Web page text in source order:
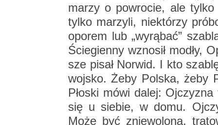
marzy o po­wro­cie, ale
tylko ma­rzy­li, nie­któ­rzy
opo­rem lub „wy­rą­bać”
Ście­gien­ny wzno­sił modły,
sze pisał Nor­wid. I kto
woj­sko. Żeby Pol­ska, żeby
Pło­ski mówi dalej:
się u sie­bie, w domu.
Może być znie­wo­lo­na,